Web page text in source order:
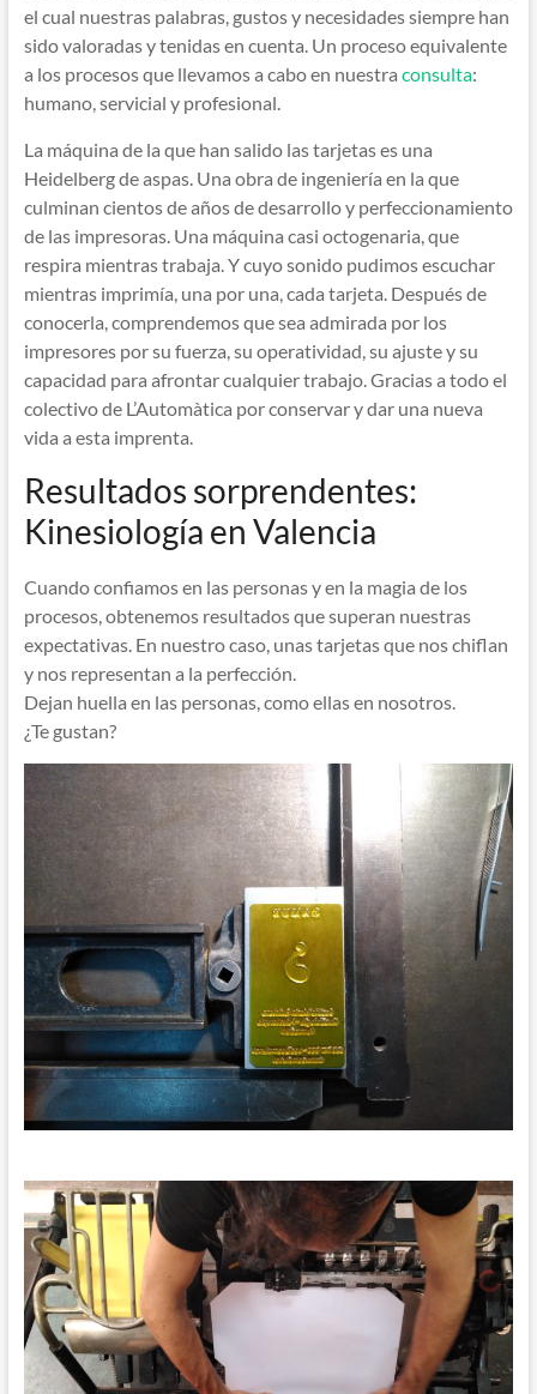
el cual nuestras palabras, gustos y necesidades siempre han
sido valoradas y tenidas en cuenta. Un proceso equivalente
a los procesos que llevamos a cabo en nuestra consulta:
humano, servicial y profesional.
La máquina de la que han salido las tarjetas es una
Heidelberg de aspas. Una obra de ingeniería en la que
culminan cientos de años de desarrollo y perfeccionamiento
de las impresoras. Una máquina casi octogenaria, que
respira mientras trabaja. Y cuyo sonido pudimos escuchar
mientras imprimía, una por una, cada tarjeta. Después de
conocerla, comprendemos que sea admirada por los
impresores por su fuerza, su operatividad, su ajuste y su
capacidad para afrontar cualquier trabajo. Gracias a todo el
colectivo de L’Automàtica por conservar y dar una nueva
vida a esta imprenta.
Resultados sorprendentes:
Kinesiología en Valencia
Cuando confiamos en las personas y en la magia de los
procesos, obtenemos resultados que superan nuestras
expectativas. En nuestro caso, unas tarjetas que nos chiflan
y nos representan a la perfección.
Dejan huella en las personas, como ellas en nosotros.
¿Te gustan?